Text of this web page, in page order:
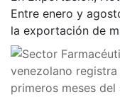
Entre enero y
la exportación de
venezolano
primeros meses del